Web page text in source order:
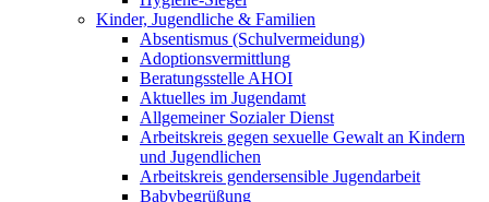
Kinder, Jugendliche & Familien
Absentismus (Schulvermeidung)
Adoptionsvermittlung
Beratungsstelle AHOI
Aktuelles im Jugendamt
Allgemeiner Sozialer Dienst
Arbeitskreis gegen sexuelle Gewalt an Kindern
und Jugendlichen
Arbeitskreis gendersensible Jugendarbeit
Babybegrüßung